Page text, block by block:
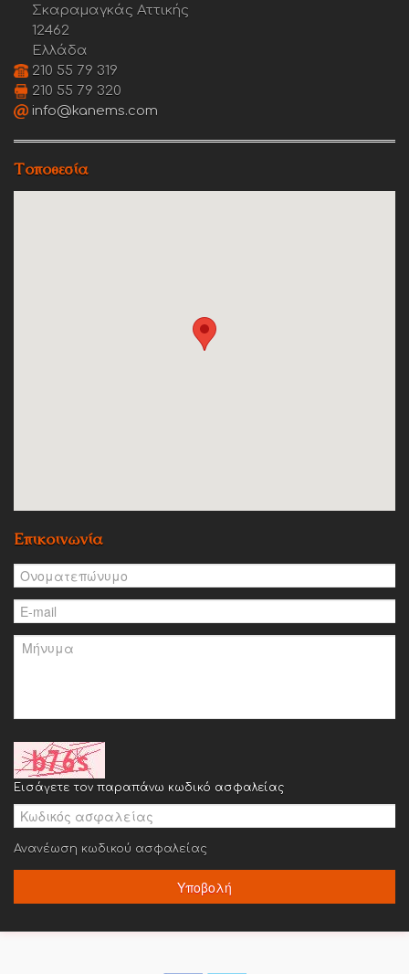
Σκαραμαγκάς Αττικής
12462
Ελλάδα
210 55 79 319
210 55 79 320
info@kanems.com
Τοποθεσία
Επικοινωνία
Εισάγετε τον παραπάνω κωδικό ασφαλείας
Ανανέωση κωδικού ασφαλείας
Υποβολή